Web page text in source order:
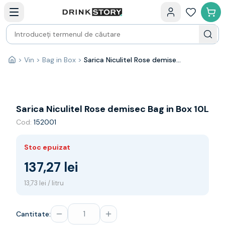
Bauturi fine — selectie
Produse Noi
Cosuri cadou
Pachete & Cadouri
Vin
Franta
Spania
Australia
Germania
Noua Zeelanda
Prosecco
Acasă
> Vin > Bag in Box > Sarica Niculitel Rose demisec Bag in Box 10L
Sarica Niculitel Rose demisec Bag in Box 10L
Cod: 152001
Stoc epuizat
137,27 lei
13,73 lei / litru
Cantitate: